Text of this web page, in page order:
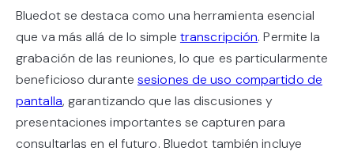
Bluedot se destaca como una herramienta esencial
que va más allá de lo simple transcripción. Permite la
grabación de las reuniones, lo que es particularmente
beneficioso durante sesiones de uso compartido de
pantalla, garantizando que las discusiones y
presentaciones importantes se capturen para
consultarlas en el futuro. Bluedot también incluye